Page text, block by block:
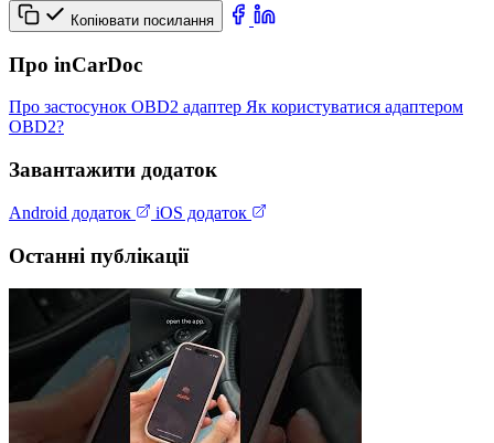
Копіювати посилання
Про inCarDoc
Про застосунок OBD2 адаптер Як користуватися адаптером
OBD2?
Завантажити додаток
Android додаток iOS додаток
Останні публікації